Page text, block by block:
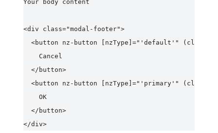
Your body content
<div class="modal-footer">
<button nz-button [nzType]="'default'"
    Cancel
  </button>
<button nz-button [nzType]="'primary'"
    OK
  </button>